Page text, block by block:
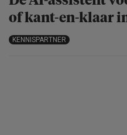
of kant-en-klaar
KENNISPARTNER